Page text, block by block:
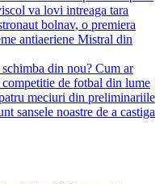
va lovi intreaga tara
bolnav, o premiera
antiaeriene Mistral din
din nou? Cum ar
de fotbal din lume
meciuri din preliminariile
sansele noastre de a castiga